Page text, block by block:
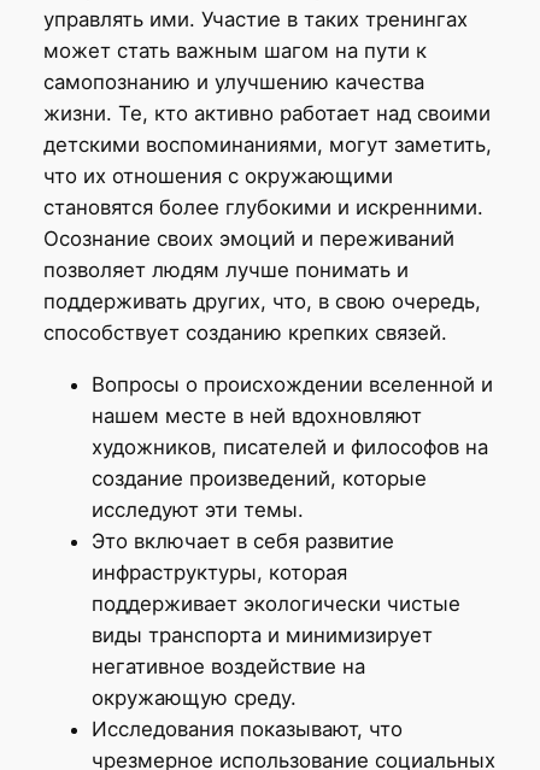
управлять ими. Участие в таких тренингах
может стать важным шагом на пути к
самопознанию и улучшению качества
жизни. Те, кто активно работает над своими
детскими воспоминаниями, могут заметить,
что их отношения с окружающими
становятся более глубокими и искренними.
Осознание своих эмоций и переживаний
позволяет людям лучше понимать и
поддерживать других, что, в свою очередь,
способствует созданию крепких связей.
Вопросы о происхождении вселенной и
нашем месте в ней вдохновляют
художников, писателей и философов на
создание произведений, которые
исследуют эти темы.
Это включает в себя развитие
инфраструктуры, которая
поддерживает экологически чистые
виды транспорта и минимизирует
негативное воздействие на
окружающую среду.
Исследования показывают, что
чрезмерное использование социальных